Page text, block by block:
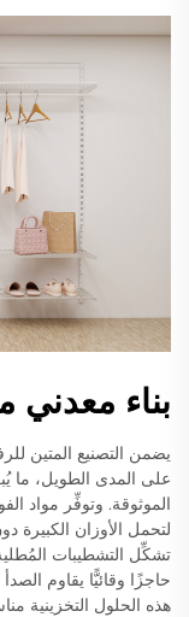
بناء معدني
يضمن التصنيع المتين
على المدى الطويل، ما
الموثوقة. وتوفِّر مواد
لتحمل الأوزان
تشكِّل التشطيبات
حاجزًا وقائيًّا يقاوم
هذه الحلول التخزينية